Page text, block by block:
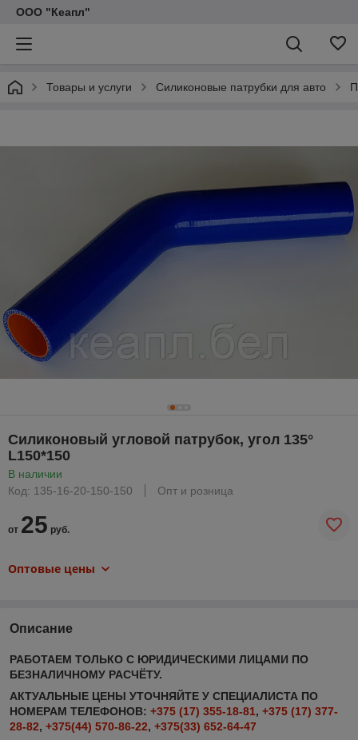
ООО "Кеапл"
Товары и услуги Силиконовые патрубки для авто
Силиконовый угловой патрубок, угол 135°
L150*150
В наличии
Код: 135-16-20-150-150
Опт и розница
от 25 руб.
Оптовые цены
Описание
РАБОТАЕМ ТОЛЬКО С ЮРИДИЧЕСКИМИ ЛИЦАМИ ПО
БЕЗНАЛИЧНОМУ РАСЧЁТУ.
АКТУАЛЬНЫЕ ЦЕНЫ УТОЧНЯЙТЕ У СПЕЦИАЛИСТА ПО
НОМЕРАМ ТЕЛЕФОНОВ: +375 (17) 355-18-81, +375 (17) 377-
28-82, +375(44) 570-86-22, +375(33) 652-64-47